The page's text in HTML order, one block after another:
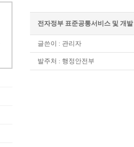
전자정부 표준공통서비스 및 개
글쓴이 : 관리자
발주처 : 행정안전부